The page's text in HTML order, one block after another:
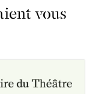
vous